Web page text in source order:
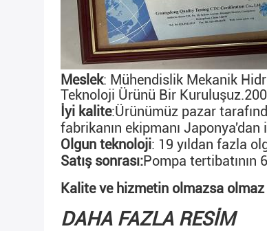
Meslek: Mühendislik Mekanik
Teknoloji Ürünü Bir
İyi kalite:Ürünümüz pazar
fabrikanın ekipmanı
Olgun teknoloji: 19 yıldan fazla
Satış sonrası:Pompa tertibatının
Kalite ve hizmetin olmazsa
DAHA FAZLA RESİM